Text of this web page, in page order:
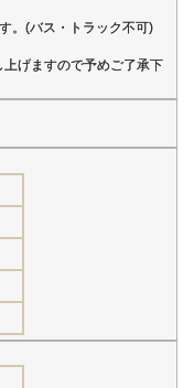
。(バス・トラック不可)
げますので予めご了承下